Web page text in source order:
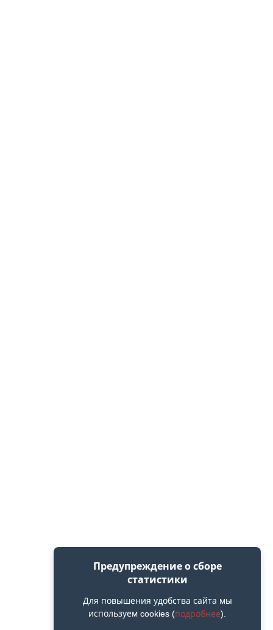
Предупреждение о сборе
статистики
Для повышения удобства сайта мы
используем cookies (подробнее).